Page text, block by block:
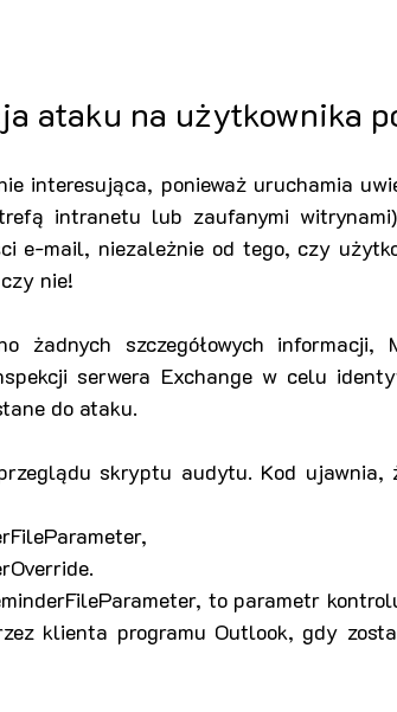
ataku na użytkownika
interesująca, ponieważ uruchamia
intranetu lub zaufanymi
e-mail, niezależnie od tego, czy
nie!
żadnych szczegółowych
serwera Exchange w celu
do ataku.
skryptu audytu. Kod ujawnia,
to parametr
klienta programu Outlook, gdy